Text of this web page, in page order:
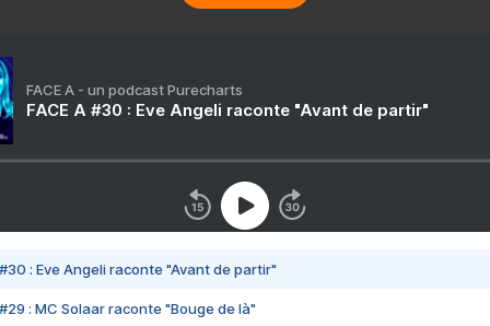
FACE A - un podcast Purecharts
FACE A #30 : Eve Angeli raconte "Avant de partir"
#30 : Eve Angeli raconte "Avant de partir"
#29 : MC Solaar raconte "Bouge de là"